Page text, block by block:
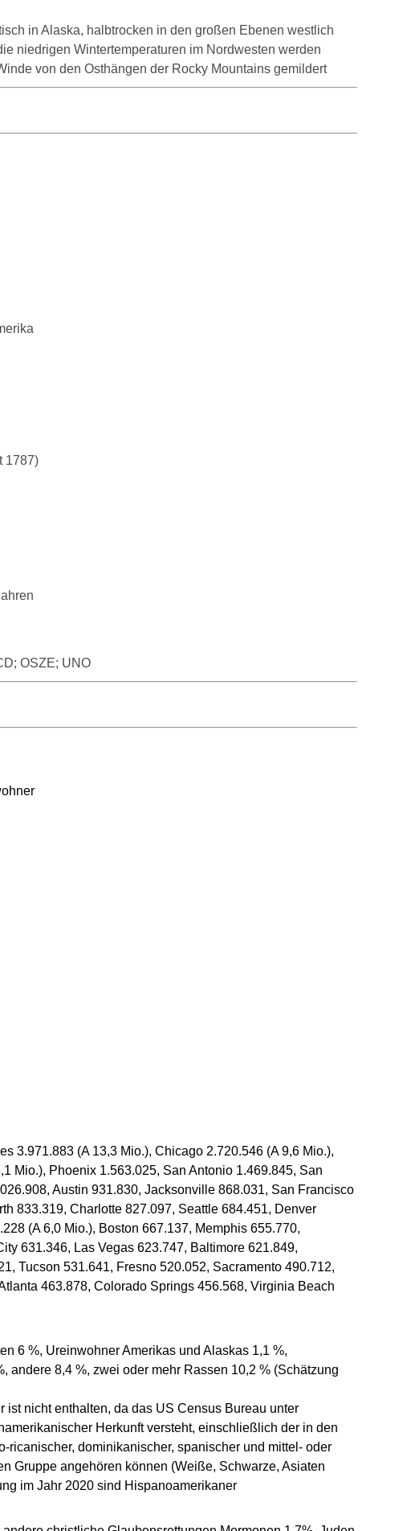
in Alaska, halbtrocken in den großen Ebenen westlich
niedrigen Wintertemperaturen im Nordwesten werden
von den Osthängen der Rocky Mountains gemildert
1787)
OSZE; UNO
3.971.883 (A 13,3 Mio.), Chicago 2.720.546 (A 9,6 Mio.),
Mio.), Phoenix 1.563.025, San Antonio 1.469.845, San
Austin 931.830, Jacksonville 868.031, San Francisco
833.319, Charlotte 827.097, Seattle 684.451, Denver
(A 6,0 Mio.), Boston 667.137, Memphis 655.770,
631.346, Las Vegas 623.747, Baltimore 621.849,
Tucson 531.641, Fresno 520.052, Sacramento 490.712,
463.878, Colorado Springs 456.568, Virginia Beach
6 %, Ureinwohner Amerikas und Alaskas 1,1 %,
8,4 %, zwei oder mehr Rassen 10,2 % (Schätzung
nicht enthalten, da das US Census Bureau unter
Herkunft versteht, einschließlich der in den
dominikanischer, spanischer und mittel- oder
Gruppe angehören können (Weiße, Schwarze, Asiaten
im Jahr 2020 sind Hispanoamerikaner